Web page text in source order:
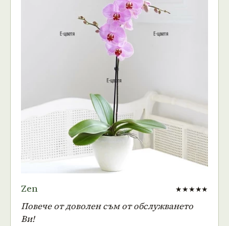
Zen ★★★★★
Повече от доволен съм от обслужването
Ви!